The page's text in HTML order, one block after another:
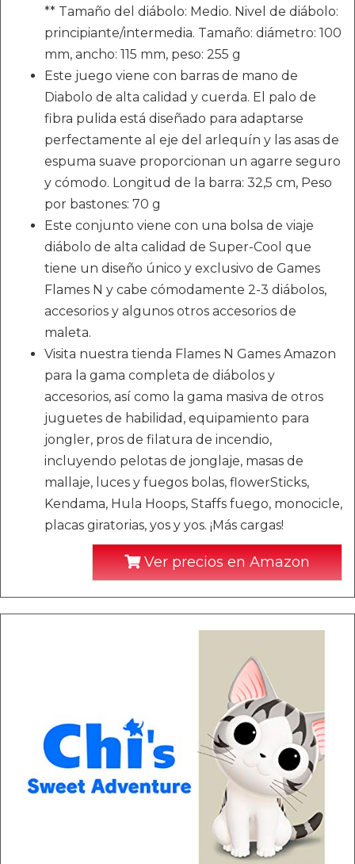
** Tamaño del diábolo: Medio. Nivel de diábolo:
principiante/intermedia. Tamaño: diámetro: 100
mm, ancho: 115 mm, peso: 255 g
Este juego viene con barras de mano de
Diabolo de alta calidad y cuerda. El palo de
fibra pulida está diseñado para adaptarse
perfectamente al eje del arlequín y las asas de
espuma suave proporcionan un agarre seguro
y cómodo. Longitud de la barra: 32,5 cm, Peso
por bastones: 70 g
Este conjunto viene con una bolsa de viaje
diábolo de alta calidad de Super-Cool que
tiene un diseño único y exclusivo de Games
Flames N y cabe cómodamente 2-3 diábolos,
accesorios y algunos otros accesorios de
maleta.
Visita nuestra tienda Flames N Games Amazon
para la gama completa de diábolos y
accesorios, así como la gama masiva de otros
juguetes de habilidad, equipamiento para
jongler, pros de filatura de incendio,
incluyendo pelotas de jonglaje, masas de
mallaje, luces y fuegos bolas, flowerSticks,
Kendama, Hula Hoops, Staffs fuego, monocicle,
placas giratorias, yos y yos. ¡Más cargas!
Ver precios en Amazon